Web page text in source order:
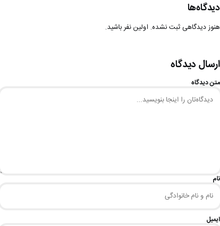
دیدگاه‌ها
هنوز دیدگاهی ثبت نشده. اولین نفر باشید.
ارسال دیدگاه
متن دیدگاه
نام
ایمیل